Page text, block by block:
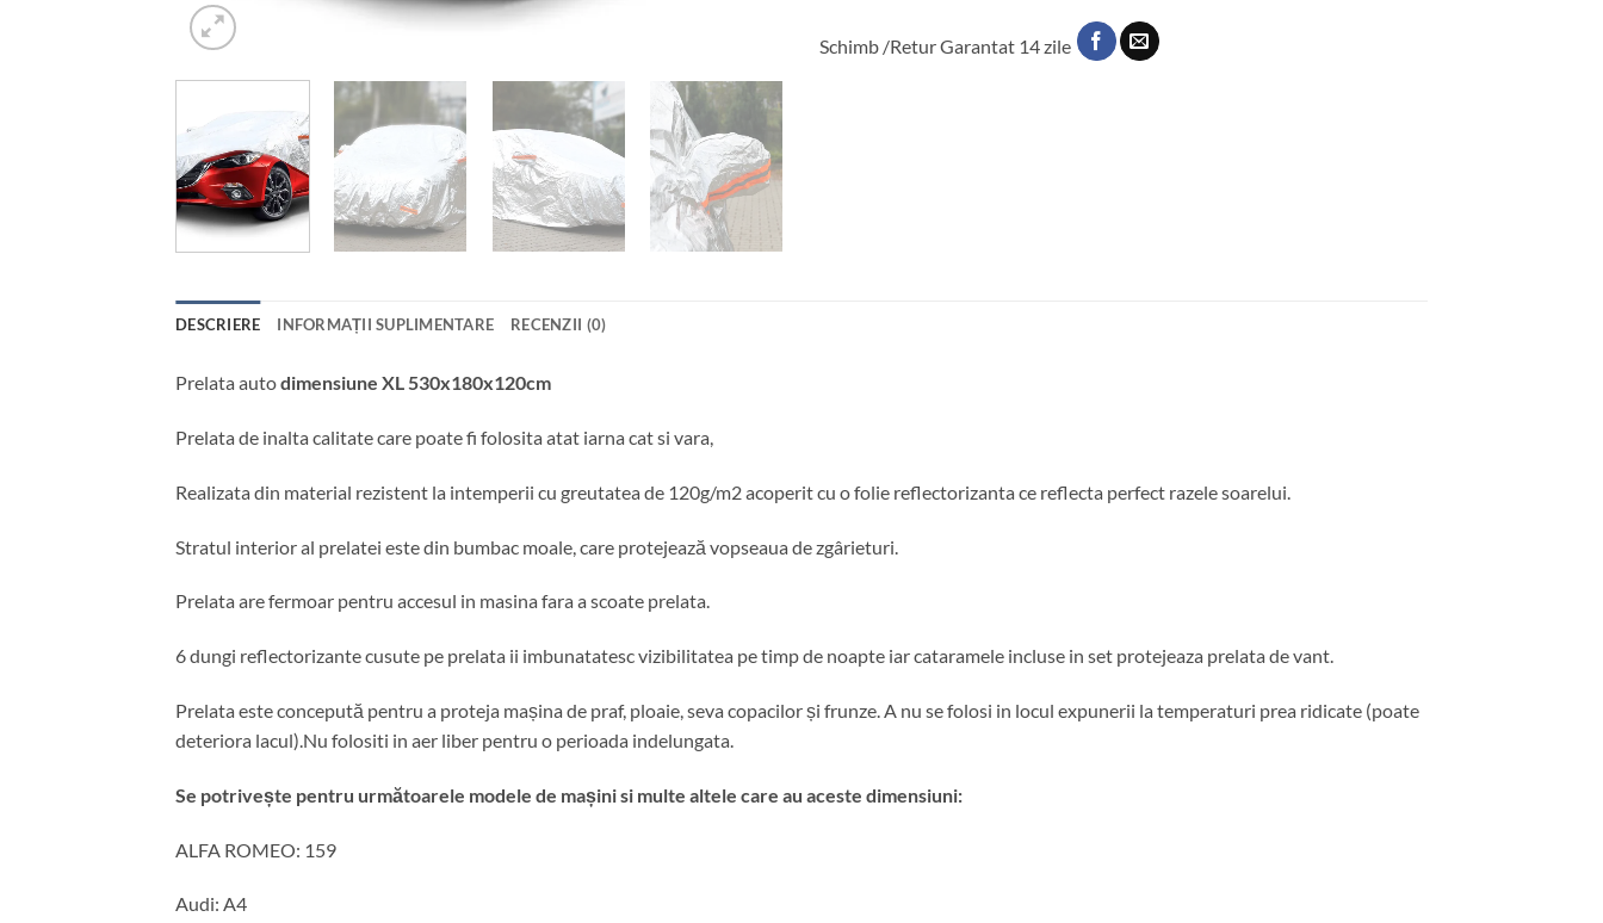
Schimb /Retur Garantat 14 zile
DESCRIERE INFORMAȚII SUPLIMENTARE RECENZII (0)
Prelata autodimensiune XL 530x180x120cm
Prelata de inalta calitate care poate fi folosita atat iarna cat si vara,
Realizata din material rezistent la intemperii cu greutatea de 120g/m2 acoperit cu o folie reflectorizanta ce reflecta perfect razele soarelui.
Stratul interior al prelatei este din bumbac moale, care protejează vopseaua de zgârieturi.
Prelata are fermoar pentru accesul in masina fara a scoate prelata.
6 dungi reflectorizante cusute pe prelata ii imbunatatesc vizibilitatea pe timp de noapte iar cataramele incluse in set protejeaza prelata de vant.
Prelata este concepută pentru a proteja mașina de praf, ploaie, seva copacilor și frunze. A nu se folosi in locul expunerii la temperaturi prea ridicate (poate
deteriora lacul).Nu folositi in aer liber pentru o perioada indelungata.
Se potrivește pentru următoarele modele de mașini si multe altele care au aceste dimensiuni:
ALFA ROMEO: 159
Audi: A4